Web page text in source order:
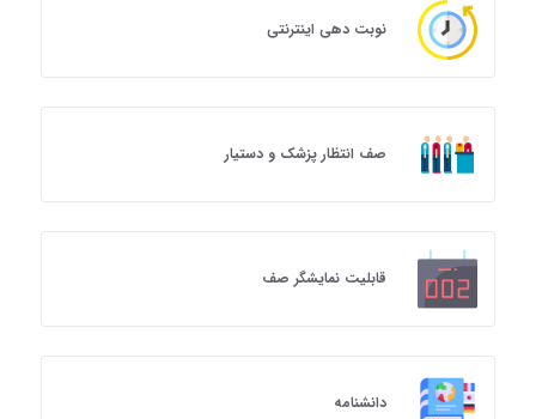
نوبت دهی اینترنتی
صف انتظار پزشک و دستیار
قابلیت نمایشگر صف
دانشنامه